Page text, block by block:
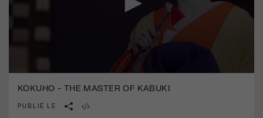
seconds
KOKUHO - THE MASTER OF KABUKI
PUBLIÉ LE